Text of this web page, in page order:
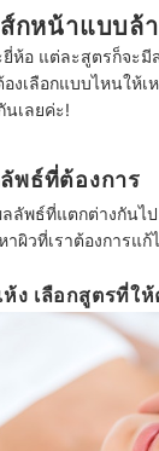
กหน้าแบบล้
ห้อ แต่ละสูตรก็จะ
งเลือกแบบไหนให้
เลยค่ะ!
พธ์ที่ต้องการ
ลัพธ์ที่แตกต่างกันไ
าผิวที่เราต้องการแ
ห้ง เลือกสูตรที่ใ